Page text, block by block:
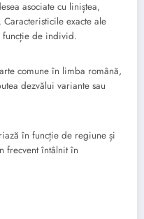
asociate cu liniștea,
exacte ale
funcție de individ.
comune în limba română,
dezvălui variante sau
în funcție de regiune și
frecvent întâlnit în